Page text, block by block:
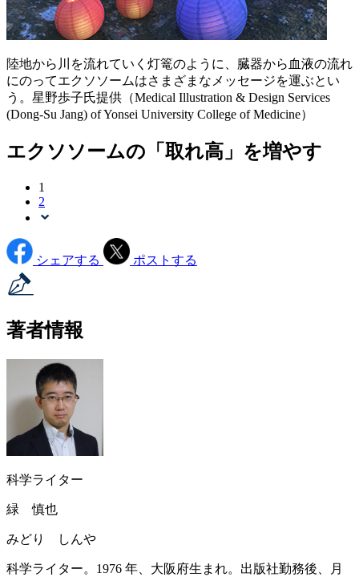
陸地から川を流れていく灯篭のように、臓器から血液の流れ
にのってエクソソームはさまざまなメッセージを運ぶとい
う。星野歩子氏提供（Medical Illustration & Design Services
(Dong-Su Jang) of Yonsei University College of Medicine）
エクソソームの「取れ高」を増やす
1
2
シェアする ポストする
著者情報
科学ライター
緑 慎也
みどり しんや
科学ライター。1976 年、大阪府生まれ。出版社勤務後、月